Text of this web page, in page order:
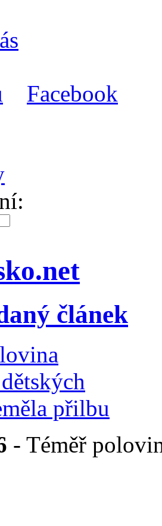
Facebook
článek
- Téměř